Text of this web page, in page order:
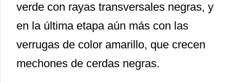
verde con rayas transversales negras, y
en la última etapa aún más con las
verrugas de color amarillo, que crecen
mechones de cerdas negras.